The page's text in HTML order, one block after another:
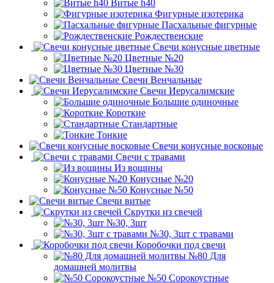
Витые h40
Фигурные изотерика
Пасхальные фигурные
Рождественские
Свечи конусные цветные
Цветные №20
Цветные №30
Свечи Венчальные
Свечи Иерусалимские
Большие одиночные
Короткие
Стандартные
Тонкие
Свечи конусные восковые
Свечи с травами
Из вощины
Конусные №20
Конусные №50
Свечи витые
Скрутки из свечей
№30, 3шт
№30, 3шт с травами
Коробочки под свечи
№80 Для
домашней молитвы
№50 Сорокоустные